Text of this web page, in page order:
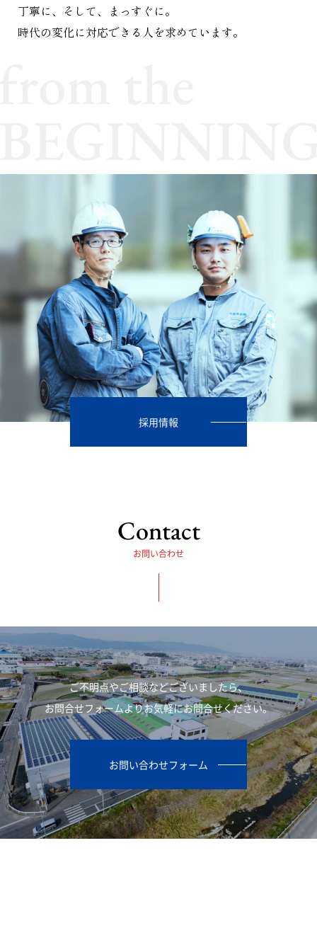
丁寧に、そして、まっすぐに。
時代の変化に対応できる人を求めています。
採用情報
Contact
お問い合わせ
ご不明点やご相談などございましたら、
お問合せフォームよりお気軽にお問合せください。
お問い合わせフォーム